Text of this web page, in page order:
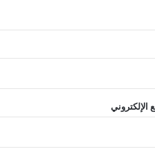
الإلكتروني